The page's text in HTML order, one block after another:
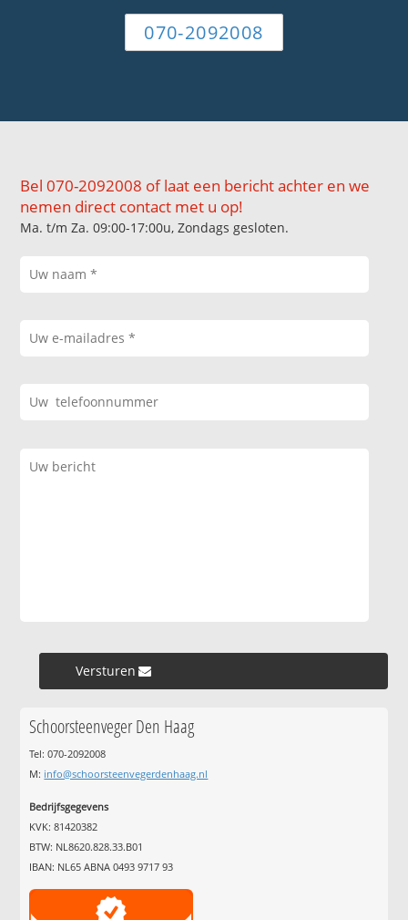
070-2092008
Bel 070-2092008 of laat een bericht achter en we
nemen direct contact met u op!
Ma. t/m Za. 09:00-17:00u, Zondags gesloten.
Versturen »
Schoorsteenveger Den Haag
Tel: 070-2092008
M: info@schoorsteenvegerdenhaag.nl
Bedrijfsgegevens
KVK: 81420382
BTW: NL8620.828.33.B01
IBAN: NL65 ABNA 0493 9717 93